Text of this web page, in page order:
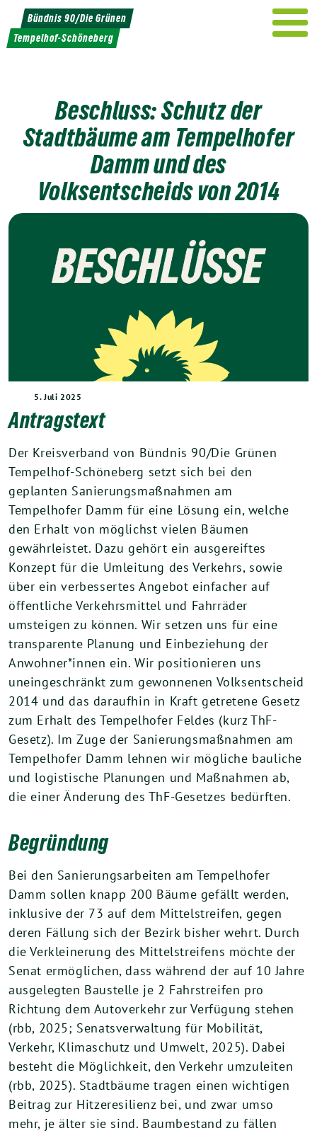
Weiter
zum
Inhalt
Bündnis 90/Die Grünen
Tempelhof-Schöneberg
Beschluss: Schutz der
Stadtbäume am Tempelhofer
Damm und des
Volksentscheids von 2014
5. Juli 2025
Antragstext
Der Kreisverband von Bündnis 90/Die Grünen
Tempelhof-Schöneberg setzt sich bei den
geplanten Sanierungsmaßnahmen am
Tempelhofer Damm für eine Lösung ein, welche
den Erhalt von möglichst vielen Bäumen
gewährleistet. Dazu gehört ein ausgereiftes
Konzept für die Umleitung des Verkehrs, sowie
über ein verbessertes Angebot einfacher auf
öffentliche Verkehrsmittel und Fahrräder
umsteigen zu können. Wir setzen uns für eine
transparente Planung und Einbeziehung der
Anwohner*innen ein. Wir positionieren uns
uneingeschränkt zum gewonnenen Volksentscheid
2014 und das daraufhin in Kraft getretene Gesetz
zum Erhalt des Tempelhofer Feldes (kurz ThF-
Gesetz). Im Zuge der Sanierungsmaßnahmen am
Tempelhofer Damm lehnen wir mögliche bauliche
und logistische Planungen und Maßnahmen ab,
die einer Änderung des ThF-Gesetzes bedürften.
Begründung
Bei den Sanierungsarbeiten am Tempelhofer
Damm sollen knapp 200 Bäume gefällt werden,
inklusive der 73 auf dem Mittelstreifen, gegen
deren Fällung sich der Bezirk bisher wehrt. Durch
die Verkleinerung des Mittelstreifens möchte der
Senat ermöglichen, dass während der auf 10 Jahre
ausgelegten Baustelle je 2 Fahrstreifen pro
Richtung dem Autoverkehr zur Verfügung stehen
(rbb, 2025; Senatsverwaltung für Mobilität,
Verkehr, Klimaschutz und Umwelt, 2025). Dabei
besteht die Möglichkeit, den Verkehr umzuleiten
(rbb, 2025). Stadtbäume tragen einen wichtigen
Beitrag zur Hitzeresilienz bei, und zwar umso
mehr, je älter sie sind. Baumbestand zu fällen